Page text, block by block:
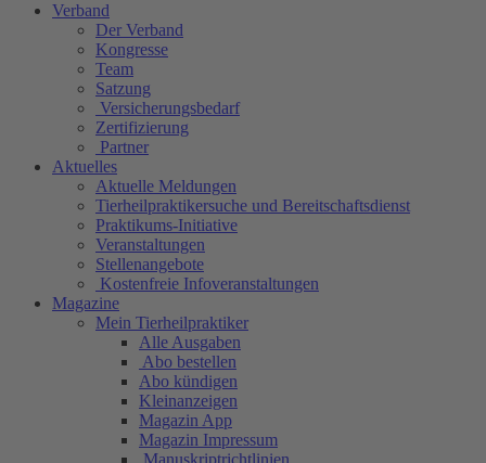
Verband
Der Verband
Kongresse
Team
Satzung
Versicherungsbedarf
Zertifizierung
Partner
Aktuelles
Aktuelle Meldungen
Tierheilpraktikersuche und Bereitschaftsdienst
Praktikums-Initiative
Veranstaltungen
Stellenangebote
Kostenfreie Infoveranstaltungen
Magazine
Mein Tierheilpraktiker
Alle Ausgaben
Abo bestellen
Abo kündigen
Kleinanzeigen
Magazin App
Magazin Impressum
Manuskriptrichtlinien